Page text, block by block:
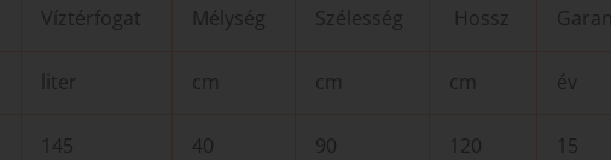
Víztérfogat Mélység Szélesség Hossz
liter cm cm cm év
145 40 90 120 15